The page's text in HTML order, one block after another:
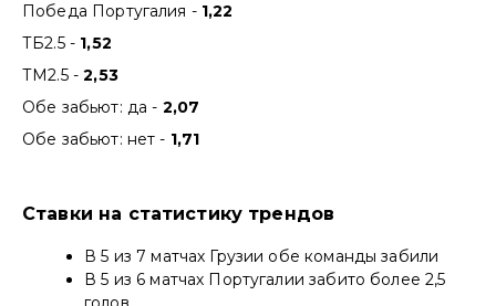
Победа Португалия - 1,22
ТБ2.5 - 1,52
ТМ2.5 -2,53
Обе забьют: да - 2,07
Обе забьют: нет - 1,71
Ставки на статистику трендов
В 5 из 7 матчах Грузии обе команды забили
В 5 из 6 матчах Португалии забито более 2,5